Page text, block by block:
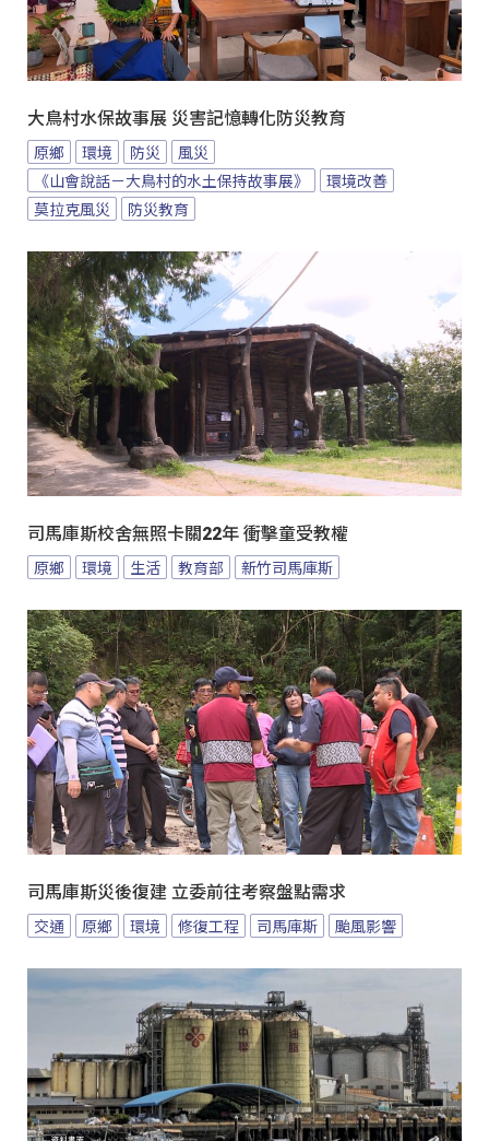
大鳥村水保故事展 災害記憶轉化防災教育
原鄉 環境 防災
風災
《山會說話－大鳥村的水土保持故事展》
環境改善
莫拉克風災
防災教育
司馬庫斯校舍無照卡關22年 衝擊童受教權
原鄉 環境 生活 教育部 新竹司馬庫斯
司馬庫斯災後復建 立委前往考察盤點需求
交通 原鄉 環境 修復工程 司馬庫斯 颱風影響